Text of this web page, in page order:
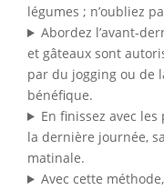
légumes ; n’oubliez
Abordez l’avant-
et gâteaux sont
par du jogging ou de
bénéfique.
En finissez avec
la dernière journée,
matinale.
Avec cette